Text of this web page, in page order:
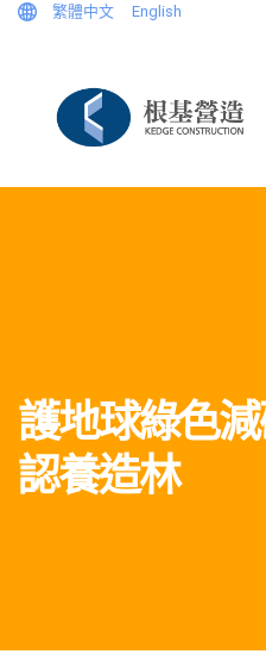
繁體中文 English
護地球綠色
認養造林